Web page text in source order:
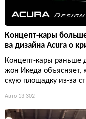
Концепт-кары
ва дизайна Acura о
Концепт-кары раньше
жон Икеда объясняет,
скую площадку из-за
Авто 13 302